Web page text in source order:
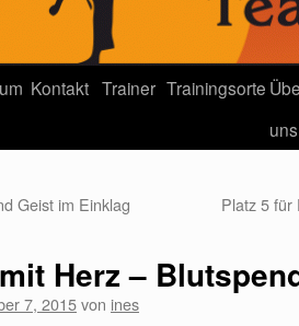
Kontakt Trainer Trainingsorte
uns
Geist im Einklag Platz 5 für
Herz –
7, 2015von ines